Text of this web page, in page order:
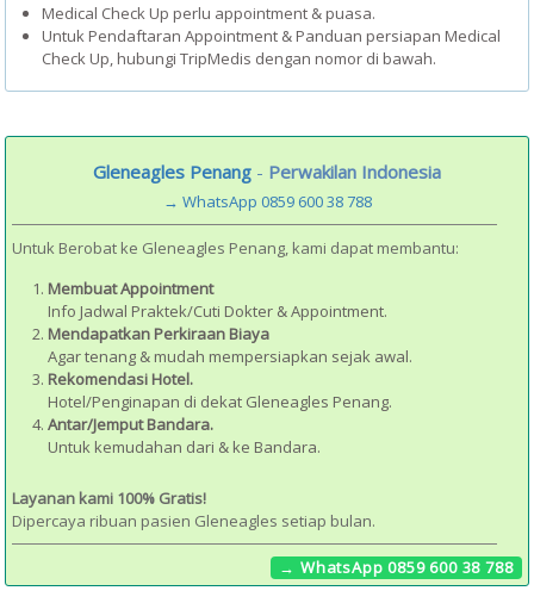
Medical Check Up perlu appointment & puasa.
Untuk Pendaftaran Appointment & Panduan persiapan Medical
Check Up, hubungi TripMedis dengan nomor di bawah.
Gleneagles Penang - Perwakilan Indonesia
→ WhatsApp 0859 600 38 788
Untuk Berobat ke Gleneagles Penang, kami dapat membantu:
Membuat Appointment
Info Jadwal Praktek/Cuti Dokter & Appointment.
Mendapatkan Perkiraan Biaya
Agar tenang & mudah mempersiapkan sejak awal.
Rekomendasi Hotel.
Hotel/Penginapan di dekat Gleneagles Penang.
Antar/Jemput Bandara.
Untuk kemudahan dari & ke Bandara.
Layanan kami 100% Gratis!
Dipercaya ribuan pasien Gleneagles setiap bulan.
→ WhatsApp 0859 600 38 788